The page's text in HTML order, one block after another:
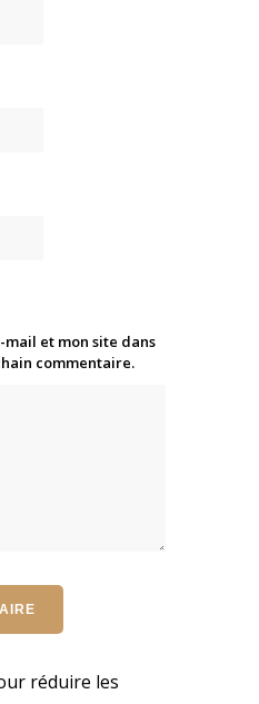
et mon site dans
commentaire.
réduire les